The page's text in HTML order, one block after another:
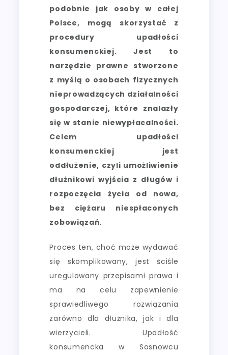
podobnie jak osoby w całej
Polsce, mogą skorzystać z
procedury upadłości
konsumenckiej. Jest to
narzędzie prawne stworzone
z myślą o osobach fizycznych
nieprowadzących działalności
gospodarczej, które znalazły
się w stanie niewypłacalności.
Celem upadłości
konsumenckiej jest
oddłużenie, czyli umożliwienie
dłużnikowi wyjścia z długów i
rozpoczęcia życia od nowa,
bez ciężaru niespłaconych
zobowiązań.
Proces ten, choć może wydawać
się skomplikowany, jest ściśle
uregulowany przepisami prawa i
ma na celu zapewnienie
sprawiedliwego rozwiązania
zarówno dla dłużnika, jak i dla
wierzycieli. Upadłość
konsumencka w Sosnowcu